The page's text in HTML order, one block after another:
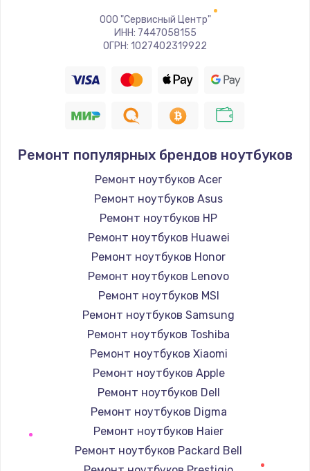
Заказать
Замена термопасты
Заказать
Замена шлейфа матрицы
Заказать
Замена экрана
920 руб.
Заказать
Замена северного моста
2620 руб.
Заказать
Замена SSD
1490 руб.
Заказать
Замена аккумулятора
690 руб.
ООО "Сервисный Центр"
ИНН: 7447058155
ОГРН: 1027402319922
Ремонт популярных брендов ноутбуков
Ремонт ноутбуков Acer
Ремонт ноутбуков Asus
Ремонт ноутбуков HP
Ремонт ноутбуков Huawei
Ремонт ноутбуков Honor
Ремонт ноутбуков Lenovo
Ремонт ноутбуков MSI
Ремонт ноутбуков Samsung
Ремонт ноутбуков Toshiba
Ремонт ноутбуков Xiaomi
Ремонт ноутбуков Apple
Ремонт ноутбуков Dell
Ремонт ноутбуков Digma
Ремонт ноутбуков Haier
Ремонт ноутбуков Packard Bell